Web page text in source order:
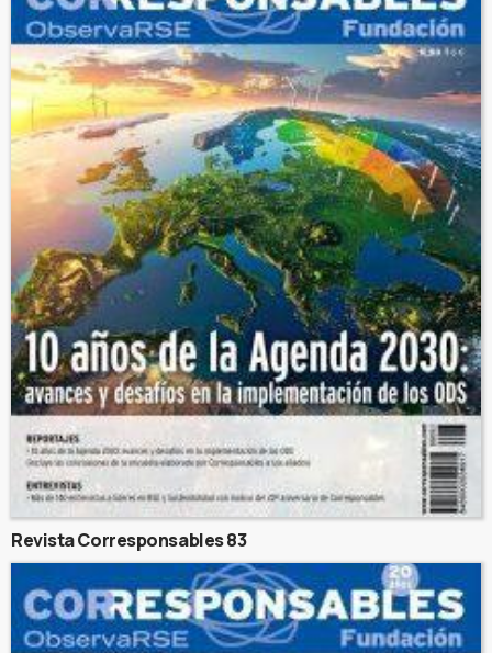
Revista Corresponsables 83